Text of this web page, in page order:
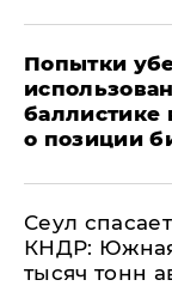
Попытки
баллистике
о позиции
​Сеул
КНДР:
тысяч тонн